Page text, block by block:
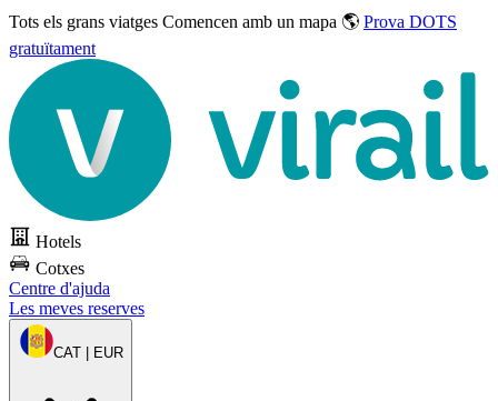
Tots els grans viatges Comencen amb un mapa 🌎 Prova DOTS
gratuïtament
Hotels
Cotxes
Centre d'ajuda
Les meves reserves
CAT | EUR